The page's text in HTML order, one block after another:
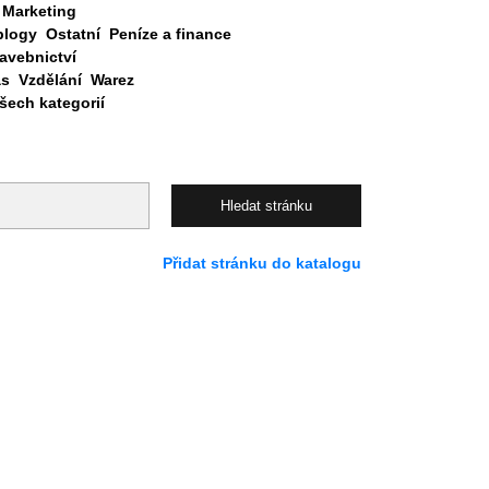
Marketing
Ostatní Peníze a finance
Vzdělání Warez
kategorií
Přidat stránku do katalogu